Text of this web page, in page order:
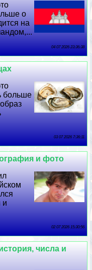
о
на
04 07 2026 23:36:38
больше
03 07 2026 7:36:11
и фото
и
02 07 2026 15:30:56
числа и